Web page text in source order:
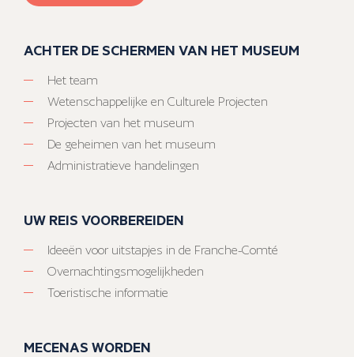
ACHTER DE SCHERMEN VAN HET MUSEUM
Het team
Wetenschappelijke en Culturele Projecten
Projecten van het museum
De geheimen van het museum
Administratieve handelingen
UW REIS VOORBEREIDEN
Ideeën voor uitstapjes in de Franche-Comté
Overnachtingsmogelijkheden
Toeristische informatie
MECENAS WORDEN